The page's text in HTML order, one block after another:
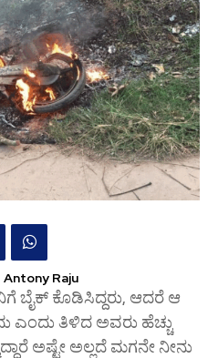
Antony Raju
ಕೊಡಿಸಿದ್ದರು, ಆದರೆ ಆ
ಎಂದು ತಿಳಿದ ಅವರು ಹೆಚ್ಚು
ಅಷ್ಟೇ ಅಲ್ಲದೆ ಮಗನೇ ನೀನು